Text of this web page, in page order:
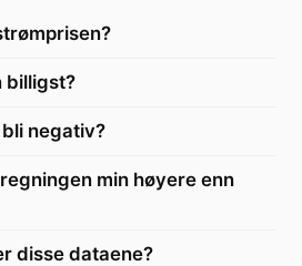
billigst?
negativ?
min høyere enn
disse dataene?